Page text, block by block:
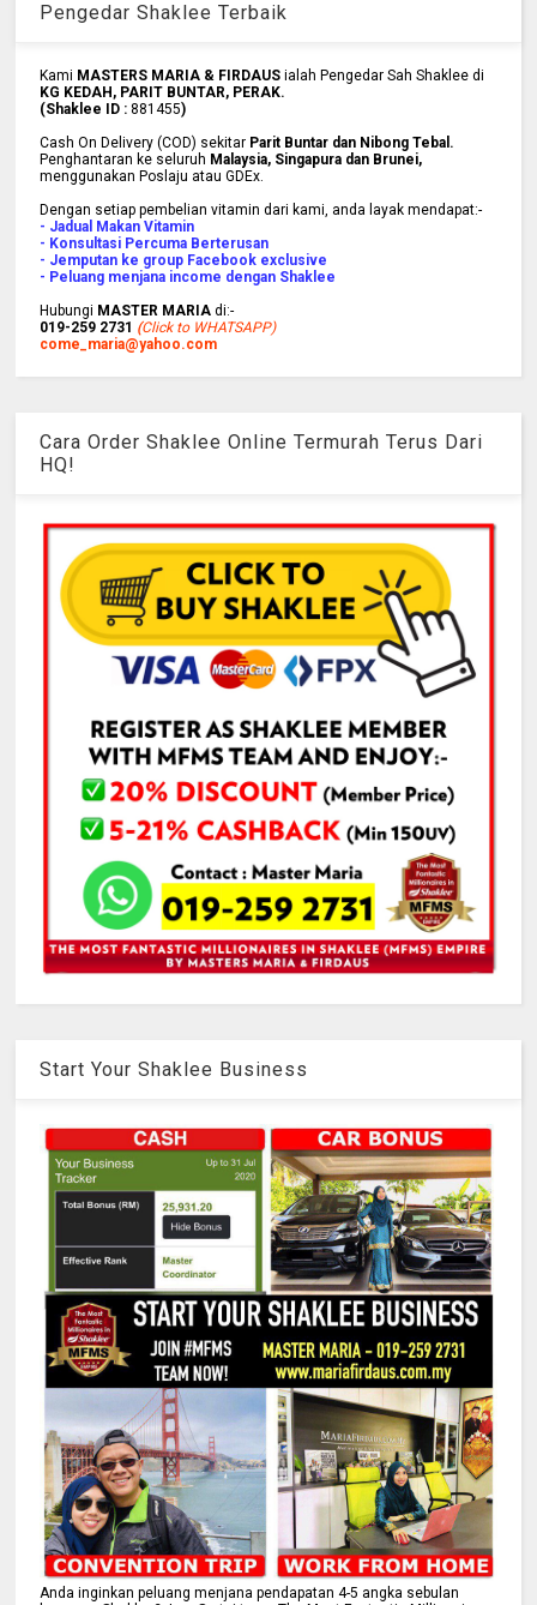
Pengedar Shaklee Terbaik
Kami MASTERS MARIA & FIRDAUS ialah Pengedar Sah Shaklee di
KG KEDAH, PARIT BUNTAR, PERAK.
(Shaklee ID :881455)
Cash On Delivery (COD) sekitar Parit Buntar dan Nibong Tebal.
Penghantaran ke seluruh Malaysia, Singapura dan Brunei,
menggunakan Poslaju atau GDEx.
Dengan setiap pembelian vitamin dari kami, anda layak mendapat:-
- Jadual Makan Vitamin
- Konsultasi Percuma Berterusan
- Jemputan ke group Facebook exclusive
- Peluang menjana income dengan Shaklee
Hubungi MASTER MARIA di:-
019-259 2731 (Click to WHATSAPP)
come_maria@yahoo.com
Cara Order Shaklee Online Termurah Terus Dari
HQ!
Start Your Shaklee Business
Anda inginkan peluang menjana pendapatan 4-5 angka sebulan